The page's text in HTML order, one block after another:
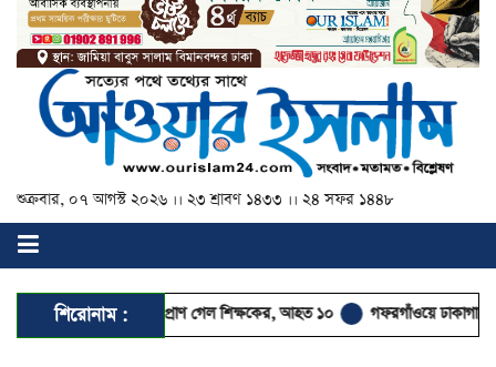
শুক্রবার, ০৭ আগস্ট ২০২৬ ।। ২৩ শ্রাবণ ১৪৩৩ ।। ২৪ সফর ১৪৪৮
শিরোনাম :
স্কুলছাত্রের গুলিতে প্রাণ গেল শিক্ষকের, আহত ১০ গফরগাঁওয়ে ঢাকাগামী